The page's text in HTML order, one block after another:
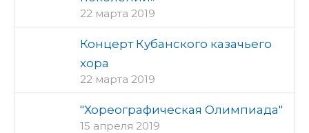
22 марта 2019
Концерт Кубанского казачьего
хора
22 марта 2019
"Хореографическая Олимпиада"
15 апреля 2019